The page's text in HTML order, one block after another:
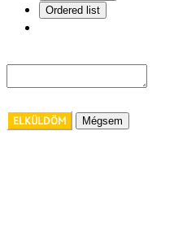
Ordered list
ELKÜLDÖM Mégsem